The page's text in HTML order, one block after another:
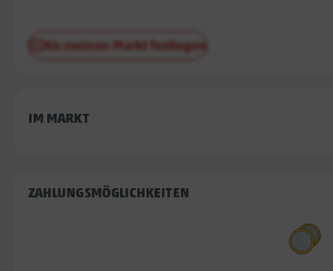
Als meinen Markt festlegen
IM MARKT
ZAHLUNGSMÖGLICHKEITEN